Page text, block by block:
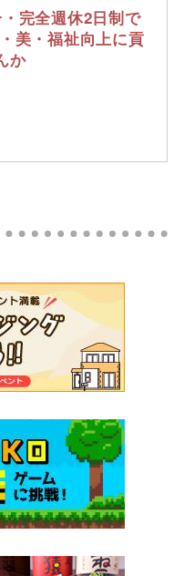
完全週休2日制で
美・福祉向上に貢
か